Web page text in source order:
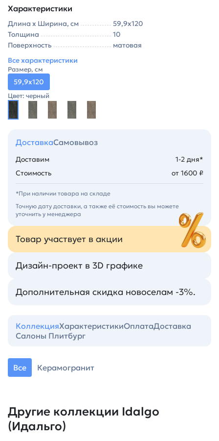
Характеристики
Длина х Ширина, см
59,9х120
Толщина
10
Поверхность
матовая
Все характеристики
Размер, см
59,9х120
Цвет: черный
ДоставкаСамовывоз
Доставим
1-2 дня*
Стоимость
от 1600 ₽
*При наличии товара на складе
Точную дату доставки, а также её стоимость вы можете
уточнить у менеджера
Товар участвует в акции
Дизайн-проект в 3D графике
Дополнительная скидка новоселам -3%.
КоллекцияХарактеристикиОплатаДоставка
Салоны Плитбург
Все Керамогранит
Другие коллекции Idalgo
(Идальго)